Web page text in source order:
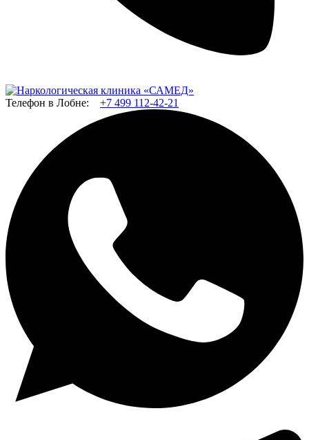
Телефон в Лобне: +7 499 112-42-21